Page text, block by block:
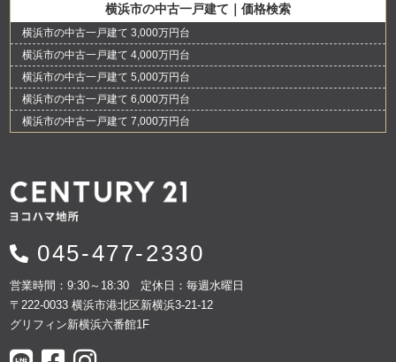
横浜市の中古一戸建て｜価格検索
横浜市の中古一戸建て 3,000万円台
横浜市の中古一戸建て 4,000万円台
横浜市の中古一戸建て 5,000万円台
横浜市の中古一戸建て 6,000万円台
横浜市の中古一戸建て 7,000万円台
045-477-2330
営業時間：9:30～18:30 定休日：毎週水曜日
〒222-0033 横浜市港北区新横浜3-21-12
グリフィン新横浜六番館1F